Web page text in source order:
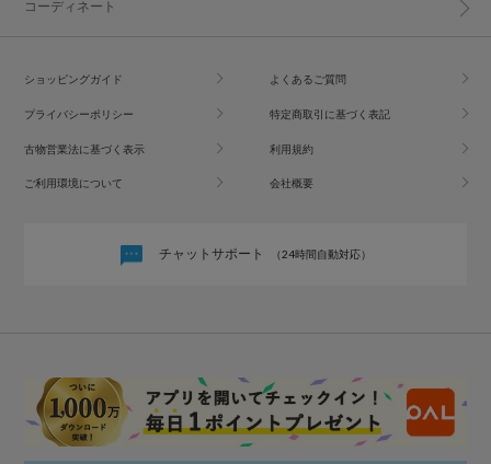
コーディネート
ショッピングガイド よくあるご質問
プライバシーポリシー 特定商取引に基づく表記
古物営業法に基づく表示 利用規約
ご利用環境について 会社概要
チャットサポート （24時間自動対応）